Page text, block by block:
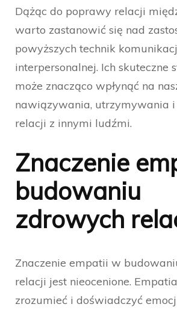
Dążąc do poprawy relacji
warto zastanowić się nad
powyższych technik
interpersonalnej. Ich skuteczne
może znacząco wpłynąć na
nawiązywania, utrzymywania i
relacji z innymi ludźmi.
Znaczenie
budowaniu
zdrowych
Znaczenie empatii w
relacji jest nieocenione.
zrozumieć i doświadczyć